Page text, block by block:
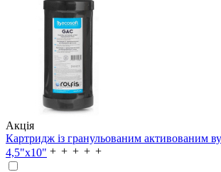
Акція
Картридж із гранульованим активованим
4,5"х10"